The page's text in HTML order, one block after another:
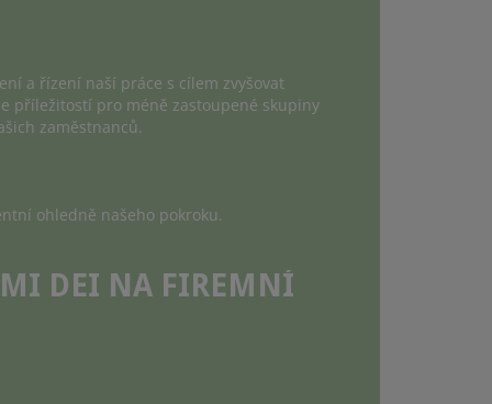
a řízení naší práce s cílem zvyšovat
příležitostí pro méně zastoupené skupiny
zaměstnanců.
ohledně našeho pokroku.
DEI NA FIREMNÍ